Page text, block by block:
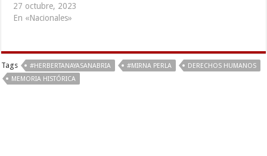
27 octubre, 2023
En «Nacionales»
Tags #HERBERTANAYASANABRIA #MIRNA PERLA
DERECHOS HUMANOS
MEMORIA HISTÓRICA